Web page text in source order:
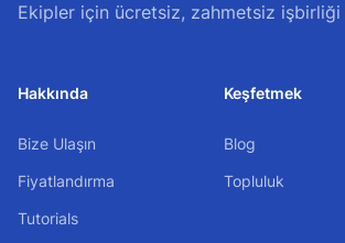
Ekipler için ücretsiz, zahmetsiz işbirliği
Hakkında
Bize Ulaşın
Fiyatlandırma
Tutorials
Keşfetmek
Blog
Topluluk